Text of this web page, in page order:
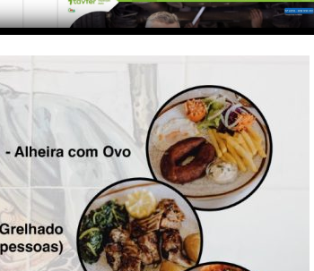
OPINIÃO E CRÓNICAS
Matraquilhos… Autor:
Fernando Roldão
6 de Agosto de 2026